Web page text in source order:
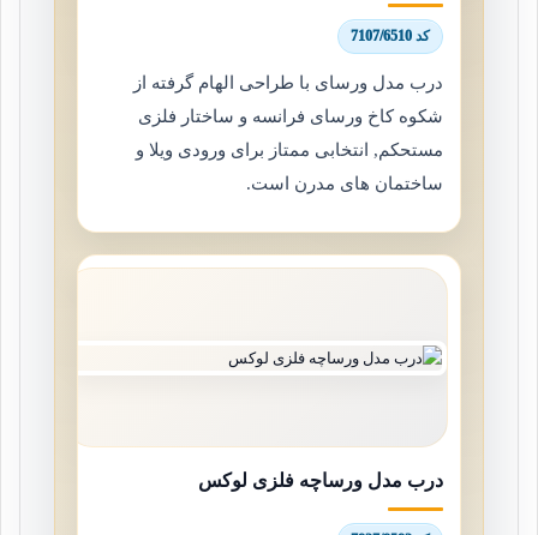
کد 7107/6510
درب مدل ورسای با طراحی الهام گرفته از
شکوه کاخ ورسای فرانسه و ساختار فلزی
مستحکم, انتخابی ممتاز برای ورودی ویلا و
ساختمان های مدرن است.
درب مدل ورساچه فلزی لوکس